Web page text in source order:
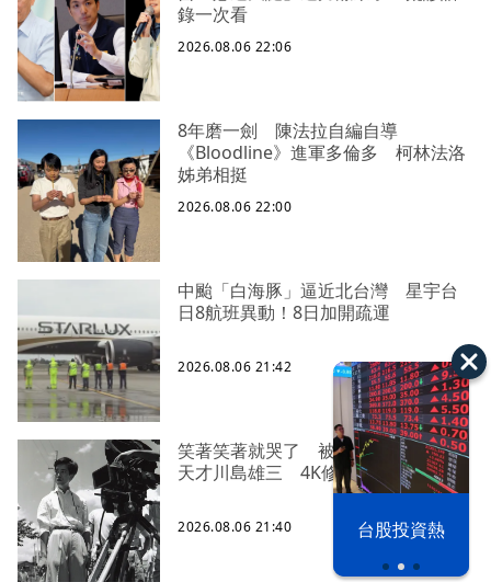
以色列 穹頂
台股投資熱
錄一次看
2026.08.06 22:06
8年磨一劍 陳法拉自編自導
《Bloodline》進軍多倫多 柯林法洛
姊弟相挺
2026.08.06 22:00
中颱「白海豚」逼近北台灣 星宇台
日8航班異動！8日加開疏運
2026.08.06 21:42
笑著笑著就哭了 被遺忘的日本喜劇
天才川島雄三 4K修復重返大銀幕
2026.08.06 21:40